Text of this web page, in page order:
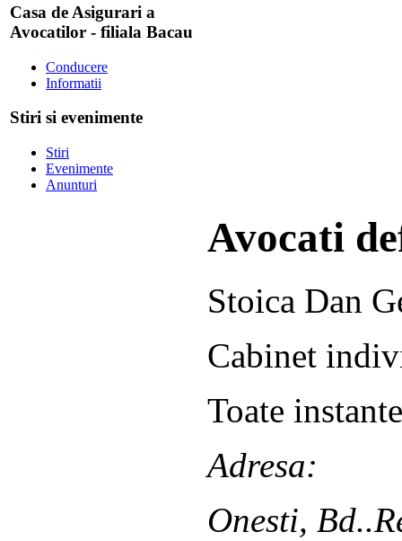
Casa de Asigurari a
Avocatilor - filiala Bacau
Conducere
Informatii
Stiri si evenimente
Stiri
Evenimente
Anunturi
Avocati
Stoica Dan
Cabinet
Toate
Adresa:
Onesti,